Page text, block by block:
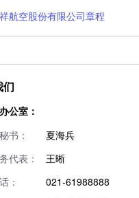
航空股份有限公司章程
们
公室：
书：
夏海兵
代表：
王晰
：
021-61988888